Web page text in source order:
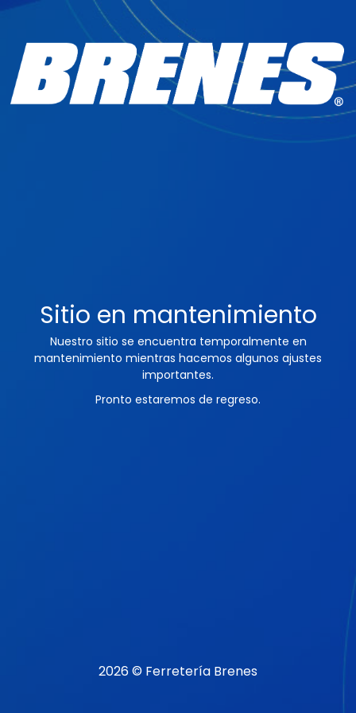
Sitio en mantenimiento
Nuestro sitio se encuentra temporalmente en
mantenimiento mientras hacemos algunos ajustes
importantes.
Pronto estaremos de regreso.
2026 © Ferretería Brenes